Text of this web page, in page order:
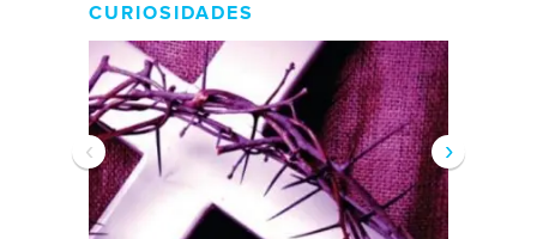
CURIOSIDADES
‹ ›